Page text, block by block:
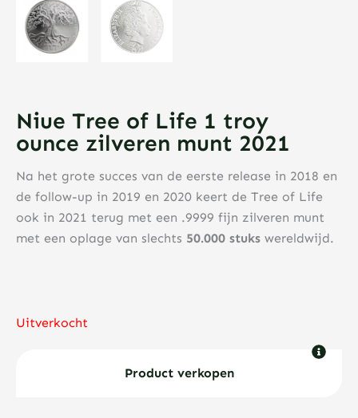
Niue Tree of Life 1 troy
ounce zilveren munt 2021
Na het grote succes van de eerste release in 2018 en
de follow-up in 2019 en 2020 keert de Tree of Life
ook in 2021 terug met een .9999 fijn zilveren munt
met een oplage van slechts 50.000 stuks wereldwijd.
Uitverkocht
Product verkopen